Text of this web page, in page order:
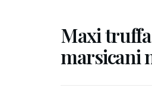
Maxi
marsicani